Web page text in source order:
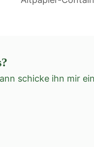
schicke ihn mir